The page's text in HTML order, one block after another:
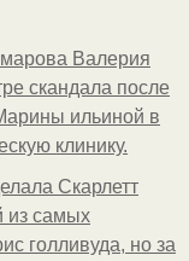
Валерия
скандала после
ильиной в
клинику.
Скарлетт
из самых
голливуда, но за